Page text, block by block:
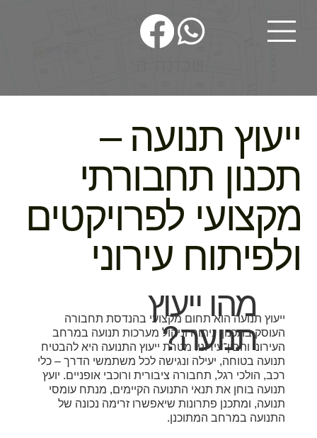
ייעוץ תנועה –
תכנון תחבורתי
מקצועי לפרויקטים
ולפיתוח עירוני
מהו ייעוץ
תנועה?
ייעוץ תנועה הוא תחום מקצועי בהנדסת תחבורה
העוסק בתכנון, ניתוח וניהול מערכות תנועה במרחב
העירוני והבין־עירוני. מטרת ייעוץ התנועה היא להבטיח
תנועה בטוחה, יעילה ונגישה לכל משתמשי הדרך – כלי
רכב, הולכי רגל, תחבורה ציבורית ורוכבי אופניים. יועץ
תנועה בוחן את תנאי התנועה הקיימים, מנתח עומסי
תנועה, ומתכנן פתרונות שיאפשרו זרימה נכונה של
התנועה במרחב המתוכנן.